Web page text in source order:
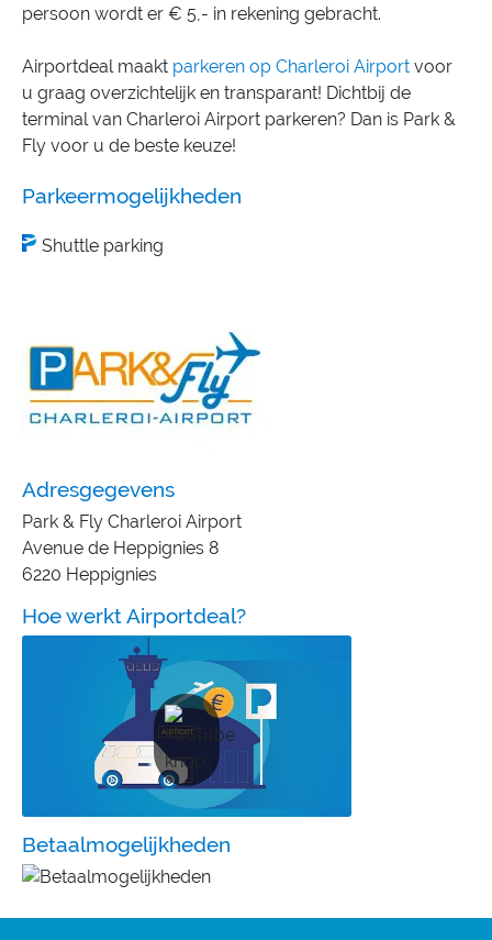
persoon wordt er € 5,- in rekening gebracht.
Airportdeal maakt parkeren op Charleroi Airport voor
u graag overzichtelijk en transparant! Dichtbij de
terminal van Charleroi Airport parkeren? Dan is Park &
Fly voor u de beste keuze!
Parkeermogelijkheden
Shuttle parking
Adresgegevens
Park & Fly Charleroi Airport
Avenue de Heppignies 8
6220 Heppignies
Hoe werkt Airportdeal?
Betaalmogelijkheden